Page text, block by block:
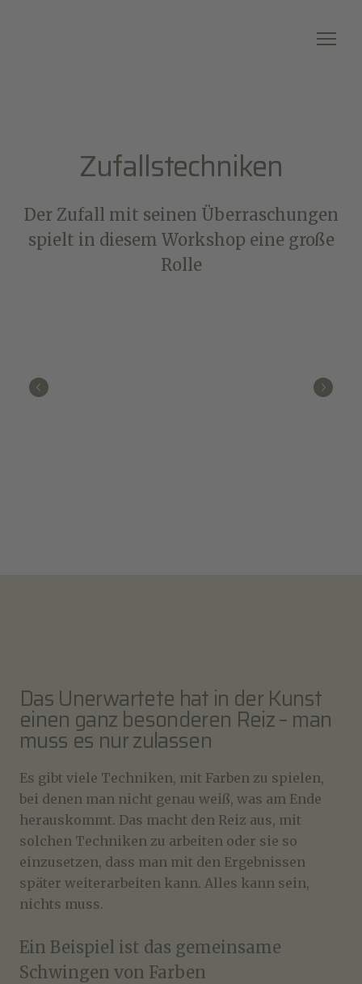
Zufallstechniken
Der Zufall mit seinen Überraschungen
spielt in diesem Workshop eine große
Rolle
Das Unerwartete hat in der Kunst
einen ganz besonderen Reiz – man
muss es nur zulassen
Es gibt viele Techniken, mit Farben zu spielen,
bei denen man nicht genau weiß, was am Ende
herauskommt. Das macht den Reiz aus, mit
solchen Techniken zu arbeiten oder sie so
einzusetzen, dass man mit den Ergebnissen
später weiterarbeiten kann. Alles kann sein,
nichts muss.
Ein Beispiel ist das gemeinsame
Schwingen von Farben